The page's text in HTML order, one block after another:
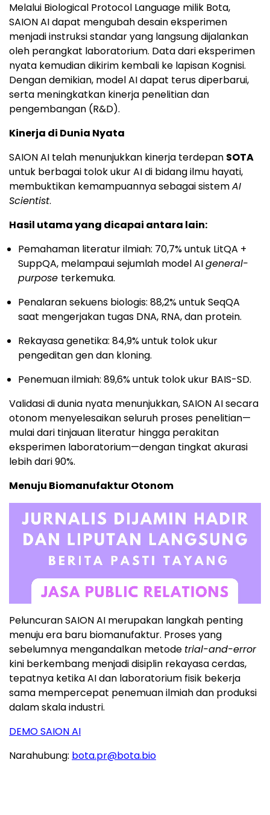
Melalui Biological Protocol Language milik Bota,
SAION AI dapat mengubah desain eksperimen
menjadi instruksi standar yang langsung dijalankan
oleh perangkat laboratorium. Data dari eksperimen
nyata kemudian dikirim kembali ke lapisan Kognisi.
Dengan demikian, model AI dapat terus diperbarui,
serta meningkatkan kinerja penelitian dan
pengembangan (R&D).
Kinerja di Dunia Nyata
SAION AI telah menunjukkan kinerja terdepan SOTA
untuk berbagai tolok ukur AI di bidang ilmu hayati,
membuktikan kemampuannya sebagai sistemAI
Scientist.
Hasil utama yang dicapai antara lain:
Pemahaman literatur ilmiah: 70,7% untuk LitQA +
SuppQA, melampaui sejumlah model AIgeneral-
purpose terkemuka.
Penalaran sekuens biologis: 88,2% untuk SeqQA
saat mengerjakan tugas DNA, RNA, dan protein.
Rekayasa genetika: 84,9% untuk tolok ukur
pengeditan gen dan kloning.
Penemuan ilmiah: 89,6% untuk tolok ukur BAIS-SD.
Validasi di dunia nyata menunjukkan, SAION AI secara
otonom menyelesaikan seluruh proses penelitian—
mulai dari tinjauan literatur hingga perakitan
eksperimen laboratorium—dengan tingkat akurasi
lebih dari 90%.
Menuju Biomanufaktur Otonom
Peluncuran SAION AI merupakan langkah penting
menuju era baru biomanufaktur. Proses yang
sebelumnya mengandalkan metode trial-and-error
kini berkembang menjadi disiplin rekayasa cerdas,
tepatnya ketika AI dan laboratorium fisik bekerja
sama mempercepat penemuan ilmiah dan produksi
dalam skala industri.
DEMO SAION AI
Narahubung: bota.pr@bota.bio